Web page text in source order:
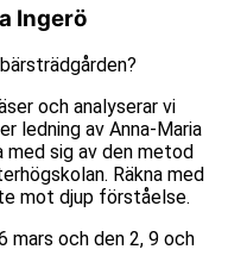
Ingerö
och analyserar vi
ledning av Anna-Maria
med sig av den metod
Räkna med
mot djup förståelse.
mars och den 2, 9 och